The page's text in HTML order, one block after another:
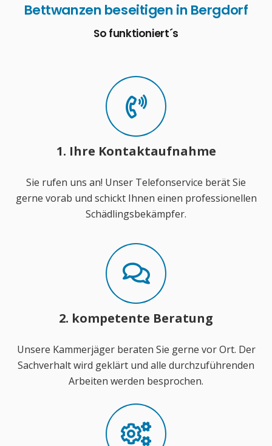
Bettwanzen beseitigen in Bergdorf
So funktioniert´s
1. Ihre Kontaktaufnahme
Sie rufen uns an! Unser Telefonservice berät Sie
gerne vorab und schickt Ihnen einen professionellen
Schädlingsbekämpfer.
2. kompetente Beratung
Unsere Kammerjäger beraten Sie gerne vor Ort. Der
Sachverhalt wird geklärt und alle durchzuführenden
Arbeiten werden besprochen.